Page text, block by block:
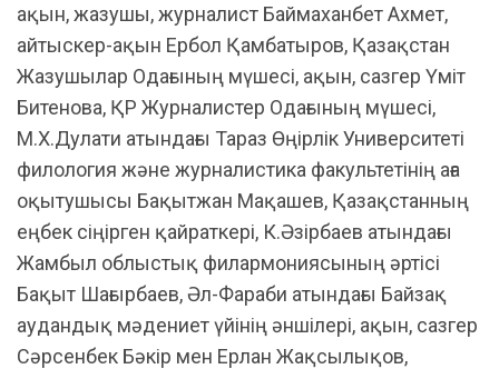
ақын, жазушы, журналист Баймаханбет Ахмет,
айтыскер-ақын Ербол Қамбатыров, Қазақстан
Жазушылар Одағының мүшесі, ақын, сазгер Үміт
Битенова, ҚР Журналистер Одағының мүшесі,
М.Х.Дулати атындағы Тараз Өңірлік Университеті
филология және журналистика факультетінің аға
оқытушысы Бақытжан Мақашев, Қазақстанның
еңбек сіңірген қайраткері, К.Әзірбаев атындағы
Жамбыл облыстық филармониясының әртісі
Бақыт Шағырбаев, Әл-Фараби атындағы Байзақ
аудандық мәдениет үйінің әншілері, ақын, сазгер
Сәрсенбек Бәкір мен Ерлан Жақсылықов,